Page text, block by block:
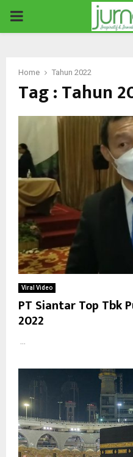
PRIMARY
Home Tahun 2022
Tag : Tahun
Viral Video
PT Siantar Top Tbk
2022